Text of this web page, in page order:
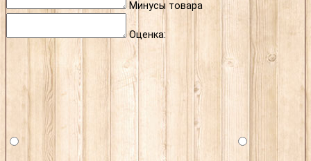
Минусы товара
Оценка: